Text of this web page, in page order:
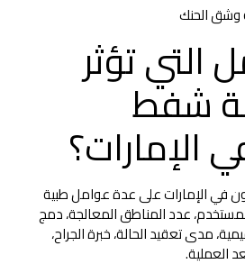
وشق الحنك
التي تؤثر
شفط
الإمارات؟
في الإمارات على عدة عوامل طبية
عدد المناطق المعالجة، دمج
مدى تعقيد الحالة، خبرة الجراح،
العملية.